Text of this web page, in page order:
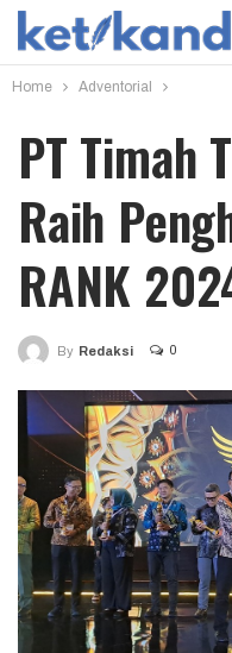
Home Adventorial
PT Timah
Raih
RANK
By Redaksi 0